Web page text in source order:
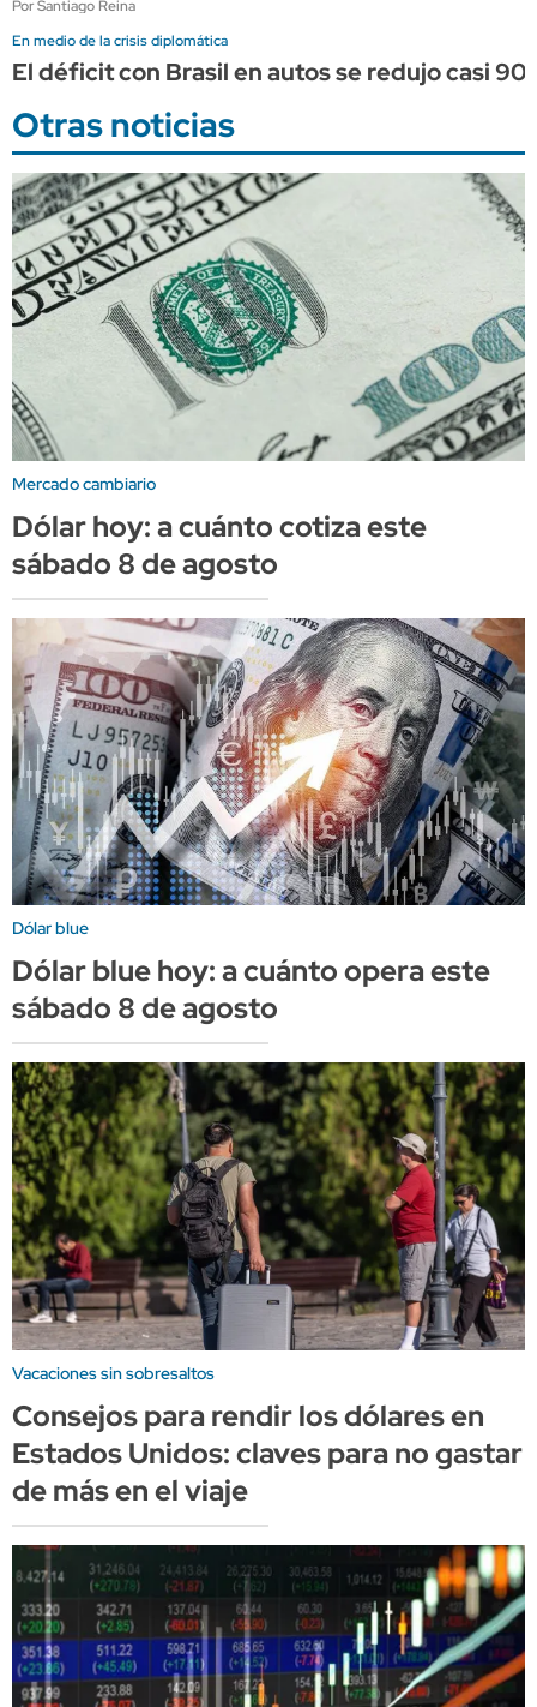
Por Santiago Reina
En medio de la crisis diplomática
El déficit con Brasil en autos se redujo casi
Otras noticias
Mercado cambiario
Dólar hoy: a cuánto cotiza este
sábado 8 de agosto
Dólar blue
Dólar blue hoy: a cuánto opera este
sábado 8 de agosto
Vacaciones sin sobresaltos
Consejos para rendir los dólares en
Estados Unidos: claves para no gastar
de más en el viaje